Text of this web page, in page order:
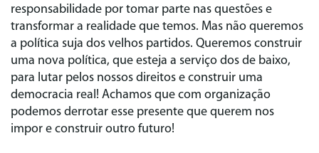
responsabilidade por tomar parte nas questões e
transformar a realidade que temos. Mas não queremos
a política suja dos velhos partidos. Queremos construir
uma nova política, que esteja a serviço dos de baixo,
para lutar pelos nossos direitos e construir uma
democracia real! Achamos que com organização
podemos derrotar esse presente que querem nos
impor e construir outro futuro!